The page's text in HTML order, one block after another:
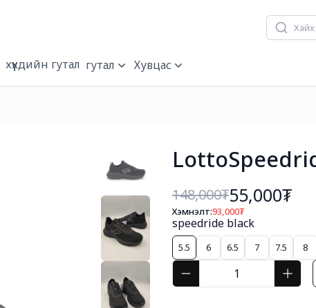
хүүхдийн гутал гутал Хувцас
148,000₮55,000₮
Хэмнэлт:93,000₮
speedride black
5.5 6 6.5 7 7.5 8